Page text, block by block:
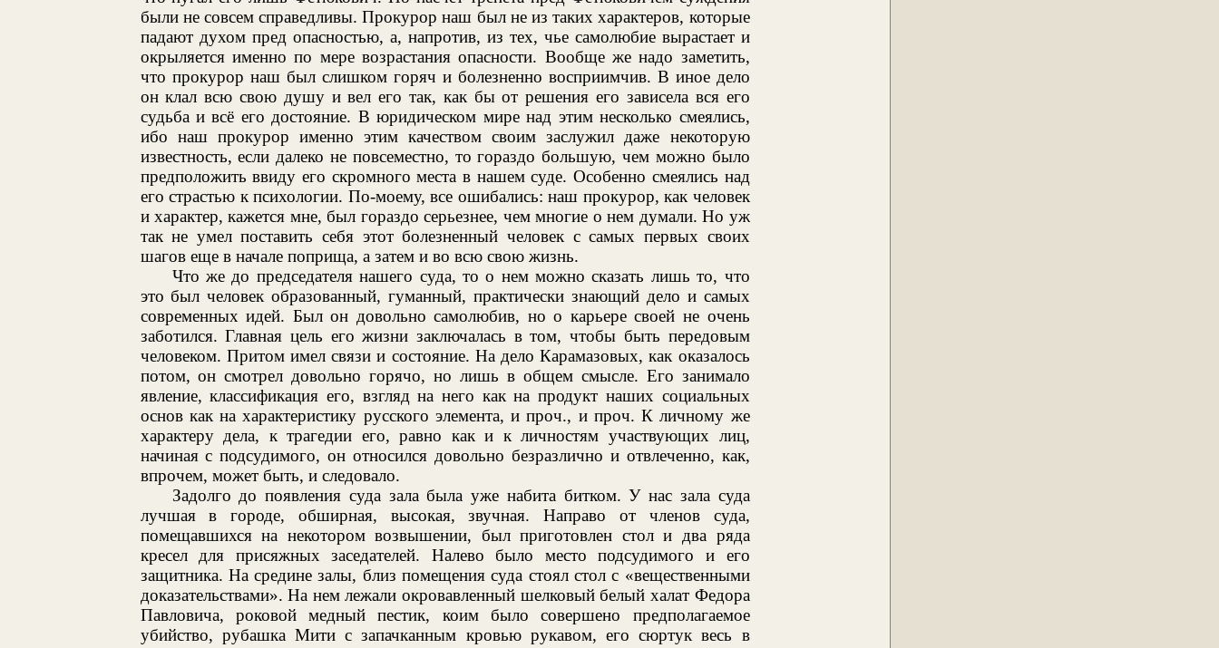
были не совсем справедливы. Прокурор наш был не из таких характеров, которые
падают духом пред опасностью, а, напротив, из тех, чье самолюбие вырастает и
окрыляется именно по мере возрастания опасности. Вообще же надо заметить,
что прокурор наш был слишком горяч и болезненно восприимчив. В иное дело
он клал всю свою душу и вел его так, как бы от решения его зависела вся его
судьба и всё его достояние. В юридическом мире над этим несколько смеялись,
ибо наш прокурор именно этим качеством своим заслужил даже некоторую
известность, если далеко не повсеместно, то гораздо большую, чем можно было
предположить ввиду его скромного места в нашем суде. Особенно смеялись над
его страстью к психологии. По-моему, все ошибались: наш прокурор, как человек
и характер, кажется мне, был гораздо серьезнее, чем многие о нем думали. Но уж
так не умел поставить себя этот болезненный человек с самых первых своих
шагов еще в начале поприща, а затем и во всю свою жизнь.
Что же до председателя нашего суда, то о нем можно сказать лишь то, что
это был человек образованный, гуманный, практически знающий дело и самых
современных идей. Был он довольно самолюбив, но о карьере своей не очень
заботился. Главная цель его жизни заключалась в том, чтобы быть передовым
человеком. Притом имел связи и состояние. На дело Карамазовых, как оказалось
потом, он смотрел довольно горячо, но лишь в общем смысле. Его занимало
явление, классификация его, взгляд на него как на продукт наших социальных
основ как на характеристику русского элемента, и проч., и проч. К личному же
характеру дела, к трагедии его, равно как и к личностям участвующих лиц,
начиная с подсудимого, он относился довольно безразлично и отвлеченно, как,
впрочем, может быть, и следовало.
Задолго до появления суда зала была уже набита битком. У нас зала суда
лучшая в городе, обширная, высокая, звучная. Направо от членов суда,
помещавшихся на некотором возвышении, был приготовлен стол и два ряда
кресел для присяжных заседателей. Налево было место подсудимого и его
защитника. На средине залы, близ помещения суда стоял стол с «вещественными
доказательствами». На нем лежали окровавленный шелковый белый халат Федора
Павловича, роковой медный пестик, коим было совершено предполагаемое
убийство, рубашка Мити с запачканным кровью рукавом, его сюртук весь в